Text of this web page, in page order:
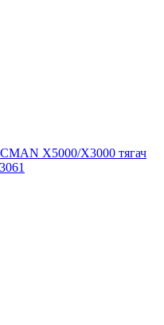
X5000/X3000 тягач